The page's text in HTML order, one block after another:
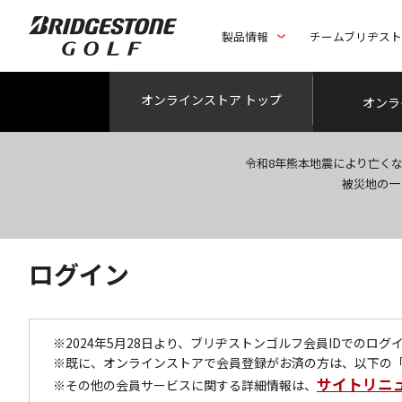
製品情報 チームブリヂス
オンラインストア トップ オン
令和8年熊本地震により亡く
被災地の
ログイン
※2024年5月28日より、ブリヂストンゴルフ会員IDでのログ
※既に、オンラインストアで会員登録がお済の方は、以下の
※その他の会員サービスに関する詳細情報は、 サイトリニ